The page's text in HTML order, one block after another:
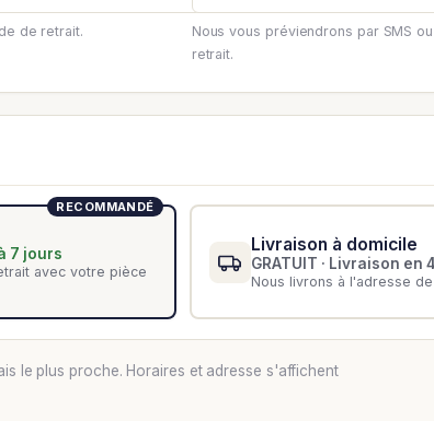
de retrait.
Nous vous préviendrons par SMS
retrait.
RECOMMANDÉ
7 jours
avec votre pièce
Livraison à domicile
GRATUIT · Livraison en
Nous livrons à l'adresse
le plus proche. Horaires et adresse s'affichent